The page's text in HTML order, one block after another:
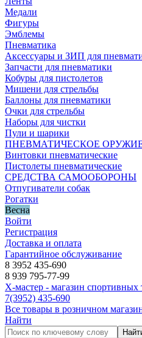
Медали
Фигуры
Эмблемы
Пневматика
Аксессуары и ЗИП для
Запчасти для пневматики
Кобуры для пистолетов
Мишени для стрельбы
Баллоны для пневматики
Очки для стрельбы
Наборы для чистки
Пули и шарики
ПНЕВМАТИЧЕСКОЕ
Винтовки пневматические
Пистолеты пневматические
СРЕДСТВА САМООБОРОНЫ
Отпугиватели собак
Рогатки
Весна
Войти
Регистрация
Доставка и оплата
Гарантийное обслуживание
8 3952 435-690
8 939 795-77-99
Х-мастер - магазин спортивных
7(3952) 435-690
Все товары в розничном
Найти